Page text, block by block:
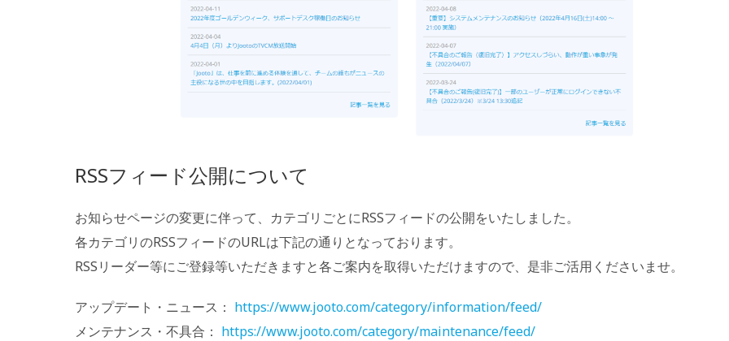
RSSフィード公開について
お知らせページの変更に伴って、カテゴリごとにRSSフィードの公開をいたしました。
各カテゴリのRSSフィードのURLは下記の通りとなっております。
RSSリーダー等にご登録等いただきますと各ご案内を取得いただけますので、是非ご活用くださいませ。
アップデート・ニュース： https://www.jooto.com/category/information/feed/
メンテナンス・不具合： https://www.jooto.com/category/maintenance/feed/